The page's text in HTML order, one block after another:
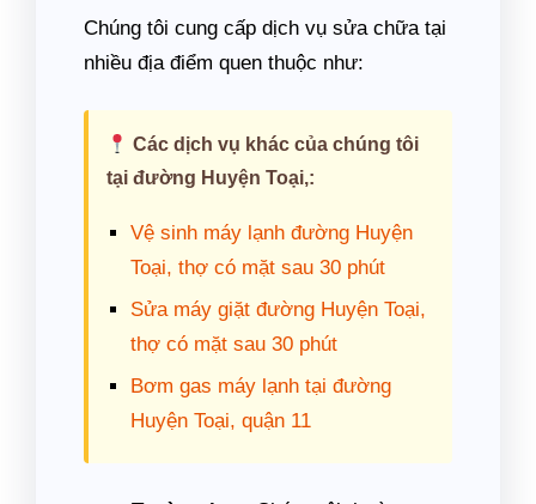
Chúng tôi cung cấp dịch vụ sửa chữa tại
nhiều địa điểm quen thuộc như:
Các dịch vụ khác của chúng tôi
tại đường Huyện Toại,:
Vệ sinh máy lạnh đường Huyện
Toại, thợ có mặt sau 30 phút
Sửa máy giặt đường Huyện Toại,
thợ có mặt sau 30 phút
Bơm gas máy lạnh tại đường
Huyện Toại, quận 11